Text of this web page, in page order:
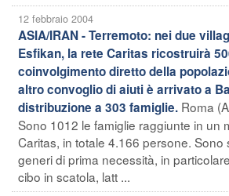
12 febbraio 2004
ASIA/IRAN - Terremoto: nei due
Esfikan, la rete Caritas ricostruirà
coinvolgimento diretto della
altro convoglio di aiuti è arrivato a
distribuzione a 303 famiglie. Roma
Sono 1012 le famiglie raggiunte in un
Caritas, in totale 4.166 persone. Sono
generi di prima necessità, in
cibo in scatola, latt ...